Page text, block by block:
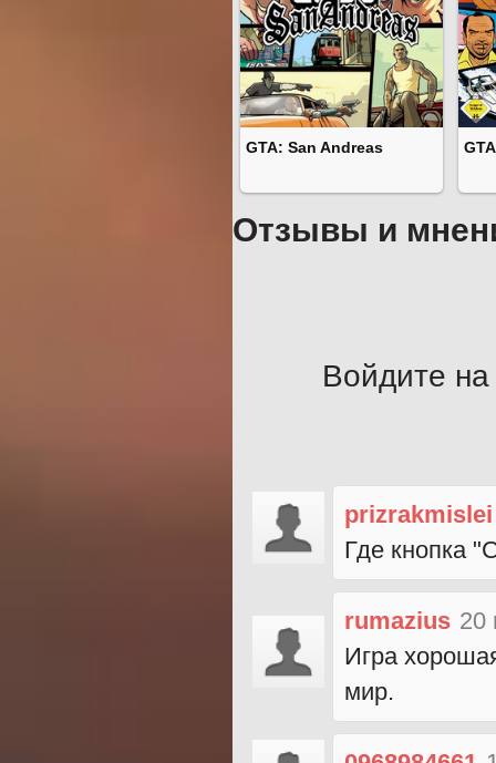
GTA: San Andreas
Отзывы и
Войдите на
prizrakmislei
Где кнопка
rumazius 20
Игра
мир.